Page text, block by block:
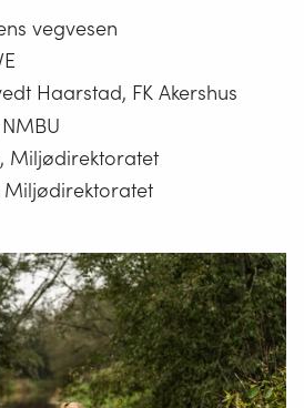
vegvesen
Haarstad, FK Akershus
Miljødirektoratet
Miljødirektoratet